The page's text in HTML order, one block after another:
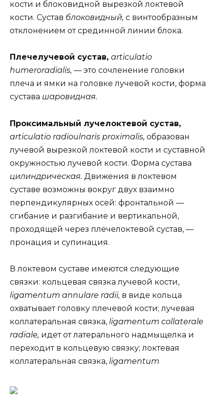
кости и блоковидной вырезкой локтевой
кости. Сустав блоковидный, с винтообразным
отклонением от срединной линии блока.
Плечелучевой сустав, articulatio
humeroradialis, — это сочленение головки
плеча и ямки на головке лучевой кости, форма
сустава шаровидная.
Проксимальный лучелоктевой сустав,
articulatio radioulnaris proximalis, образован
лучевой вырезкой локтевой кости и суставной
окружностью лучевой кости. Форма сустава
цилиндрическая. Движения в локтевом
суставе возможны вокруг двух взаимно
перпендикулярных осей: фронтальной —
сгибание и разгибание и вертикальной,
проходящей через плечелоктевой сустав, —
пронация и супинация.
В локтевом суставе имеются следующие
связки: кольцевая связка лучевой кости,
ligamentum annulare radii, в виде кольца
охватывает головку плечевой кости; лучевая
коллатеральная связка, ligamentum collaterale
radiale, идет от латерального надмыщелка и
переходит в кольцевую связку; локтевая
коллатеральная связка, ligamentum